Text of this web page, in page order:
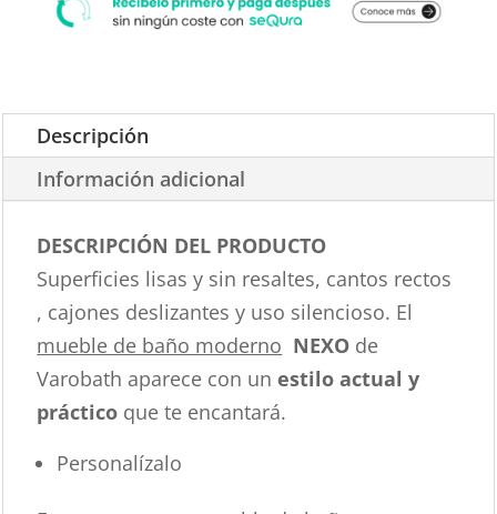
Descripción
Información adicional
DESCRIPCIÓN DEL PRODUCTO
Superficies lisas y sin resaltes, cantos rectos
, cajones deslizantes y uso silencioso. El
mueble de baño moderno NEXO de
Varobath aparece con un estilo actual y
práctico que te encantará.
Personalízalo